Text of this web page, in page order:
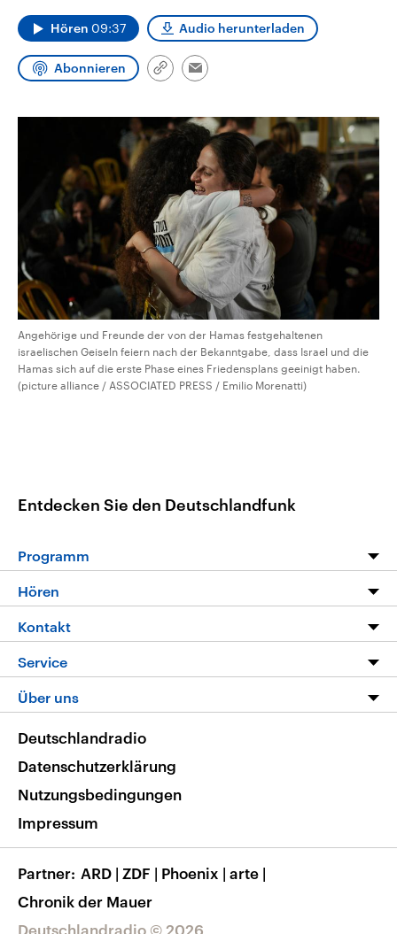
Hören 09:37 Audio herunterladen
Abonnieren
Link
Email
Angehörige und Freunde der von der Hamas festgehaltenen
israelischen Geiseln feiern nach der Bekanntgabe, dass Israel und die
Hamas sich auf die erste Phase eines Friedensplans geeinigt haben.
(picture alliance / ASSOCIATED PRESS / Emilio Morenatti)
Entdecken Sie den Deutschlandfunk
Programm
Programm
Die Nachrichten
Nachrichtenleicht
Neue Beiträge auf dlf.de
Hören
Livestream
Podcasts
Deutschlandfunk App
Nachrichten App
Frequenzen
Kontakt
Hörerservice
Service
FAQ
Veranstaltungen
Musikliste
RSS
Über uns
Barrierefreiheit
Deutschlandradio © 2026
Deutschlandradio
Datenschutzerklärung
Nutzungsbedingungen
Impressum
Partner ARD | ZDF | Phoenix | arte |
Chronik der Mauer